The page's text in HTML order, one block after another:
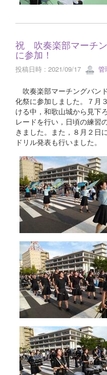
祝 吹奏楽部マーチ
に参加！
投稿日時 : 2021/09/17 管
吹奏楽部マーチングバン
化祭に参加しました。７月
ける中，和歌山城から見下
レードを行い，日頃の練習
きました。また，８月２日
ドリル発表も行いました。